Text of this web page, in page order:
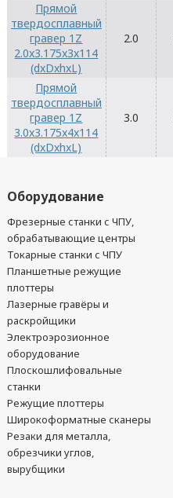
Прямой
твердосплавный
гравер 1Z
2.0x3.175x3x114
(dxDxhxL)
2.0
Прямой
твердосплавный
гравер 1Z
3.0x3.175x4x114
(dxDxhxL)
3.0
Оборудование
Фрезерные станки с ЧПУ,
обрабатывающие центры
Токарные станки с ЧПУ
Планшетные режущие
плоттеры
Лазерные гравёры и
раскройщики
Электроэрозионное
оборудование
Плоскошлифовальные
станки
Режущие плоттеры
Широкоформатные сканеры
Резаки для металла,
обрезчики углов,
вырубщики